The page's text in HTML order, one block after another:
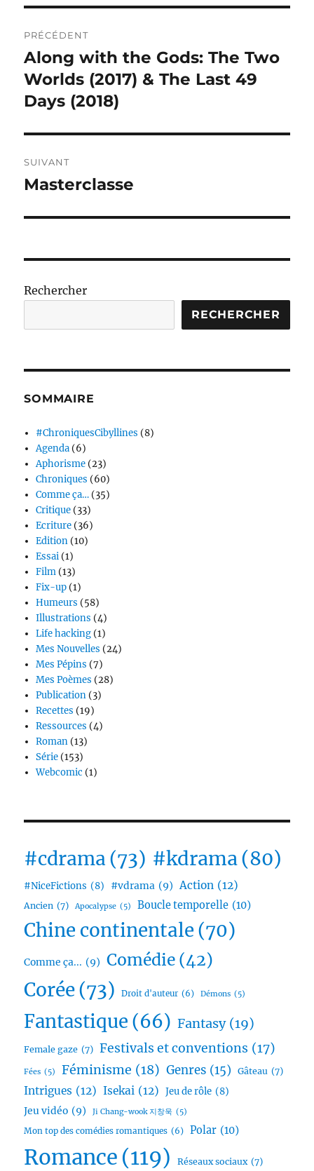
de
l’article
PRÉCÉDENT
Publication
précédente :
Along with the Gods: The Two
Worlds (2017) & The Last 49
Days (2018)
SUIVANT
Publication
Masterclasse
Rechercher
RECHERCHER
SOMMAIRE
#ChroniquesCibyllines (8)
Agenda(6)
Aphorisme(23)
Chroniques (60)
Comme ça…(35)
Critique(33)
Ecriture(36)
Edition(10)
Essai(1)
Film(13)
Fix-up(1)
Humeurs (58)
Illustrations (4)
Life hacking(1)
Mes Nouvelles (24)
Mes Pépins (7)
Mes Poèmes (28)
Publication(3)
Recettes (19)
Ressources (4)
Roman(13)
Série(153)
Webcomic (1)
#cdrama (73) #kdrama(80)
#NiceFictions (8) #vdrama (9) Action (12)
Ancien (7) Apocalypse (5) Boucle temporelle (10)
Chine continentale (70)
Comme ça... (9) Comédie (42)
Corée(73) Droit d'auteur (6) Démons (5)
Fantastique (66) Fantasy (19)
Female gaze (7) Festivals et conventions (17)
Fées (5) Féminisme (18) Genres (15) Gâteau (7)
Intrigues (12) Isekai (12) Jeu de rôle (8)
Jeu vidéo (9) Ji Chang-wook 지창욱 (5)
Mon top des comédies romantiques (6) Polar (10)
Romance (119) Réseaux sociaux (7)